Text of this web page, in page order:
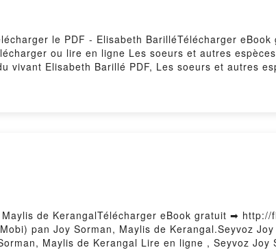
le PDF - Elisabeth BarilléTélécharger
ou lire en ligne Les soeurs et autres
vivant Elisabeth Barillé PDF, Les soeurs et autres
soeurs et autres espèces du vivant Elisabeth
de KerangalTélécharger eBook gratuit ➡
pan Joy Sorman, Maylis de Kerangal.Seyvoz
Maylis de Kerangal Lire en ligne , Seyvoz Joy